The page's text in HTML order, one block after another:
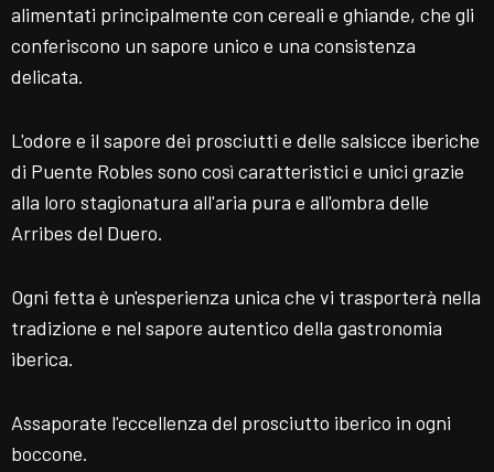
alimentati principalmente con cereali e ghiande, che gli
conferiscono un sapore unico e una consistenza
delicata.
L'odore e il sapore dei prosciutti e delle salsicce iberiche
di Puente Robles sono così caratteristici e unici grazie
alla loro stagionatura all'aria pura e all'ombra delle
Arribes del Duero.
Ogni fetta è un'esperienza unica che vi trasporterà nella
tradizione e nel sapore autentico della gastronomia
iberica.
Assaporate l'eccellenza del prosciutto iberico in ogni
boccone.